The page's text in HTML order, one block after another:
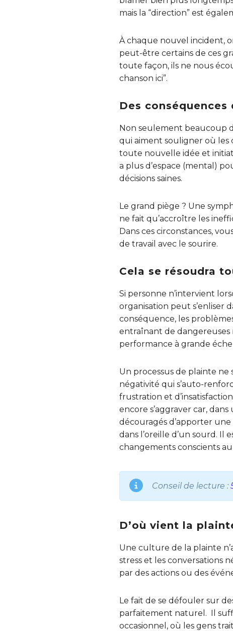
mais la “direction” est
À chaque nouvel incident,
peut-être certains de ces
toute façon, ils ne nous
chanson ici”.
Des conséquences
Non seulement beaucoup
qui aiment souligner où
toute nouvelle idée et
a plus d’espace (mental)
décisions saines.
Le grand piège ? Une
ne fait qu’accroître les
Dans ces circonstances,
de travail avec le sourire.
Cela se résoudra
Si personne n’intervient
organisation peut s’enliser
conséquence, les
entraînant de dangereuses
performance à grande
Un processus de plainte ne
négativité qui s’auto-
frustration et
encore s’aggraver car,
découragés d’apporter
dans l’oreille d’un sourd.
changements conscients au
Conseil de lecture :
D’où vient la
Une culture de la plainte
stress et les conversations
par des actions ou des
Le fait de se défouler sur
parfaitement naturel. Il
occasionnel, où les gens